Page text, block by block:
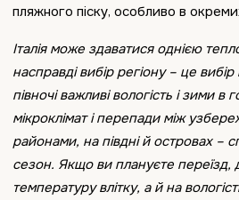
пляжного піску, особливо в
Італія може здаватися однією
насправді вибір регіону – це
півночі важливі вологість і зими в
мікроклімат і перепади між
районами, на півдні й островах –
сезон. Якщо ви плануєте переїзд,
температуру влітку, а й на